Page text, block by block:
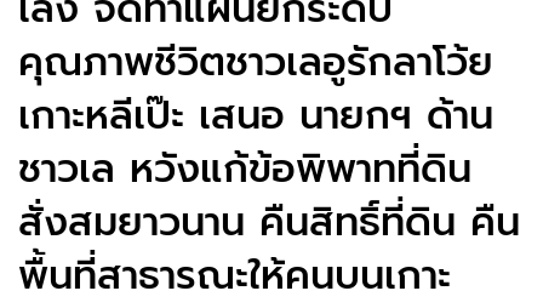
คุณภาพชีวิตชาวเลอูรักลาโว้ย
เกาะหลีเป๊ะ เสนอ นายกฯ ด้าน
ชาวเล หวังแก้ข้อพิพาทที่ดิน
สั่งสมยาวนาน คืนสิทธิ์ที่ดิน คืน
พื้นที่สาธารณะให้คนบนเกาะ